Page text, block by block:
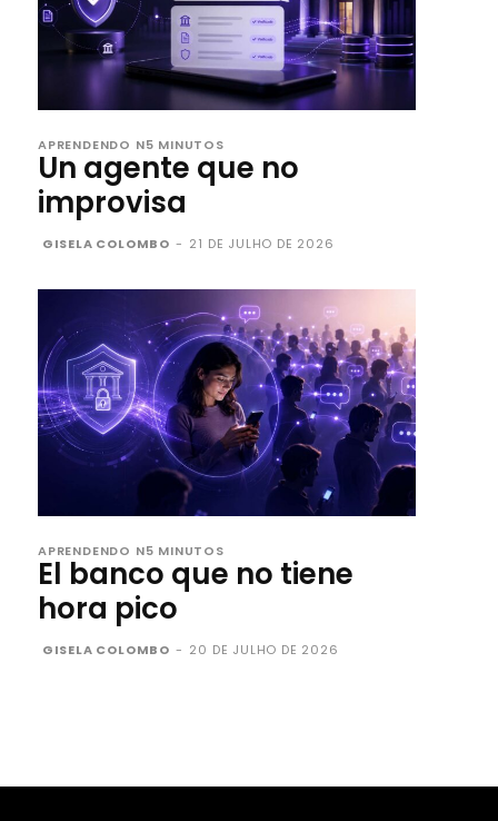
APRENDENDO N5 MINUTOS
Un agente que no
improvisa
GISELA COLOMBO - 21 DE JULHO DE 2026
APRENDENDO N5 MINUTOS
El banco que no tiene
hora pico
GISELA COLOMBO - 20 DE JULHO DE 2026